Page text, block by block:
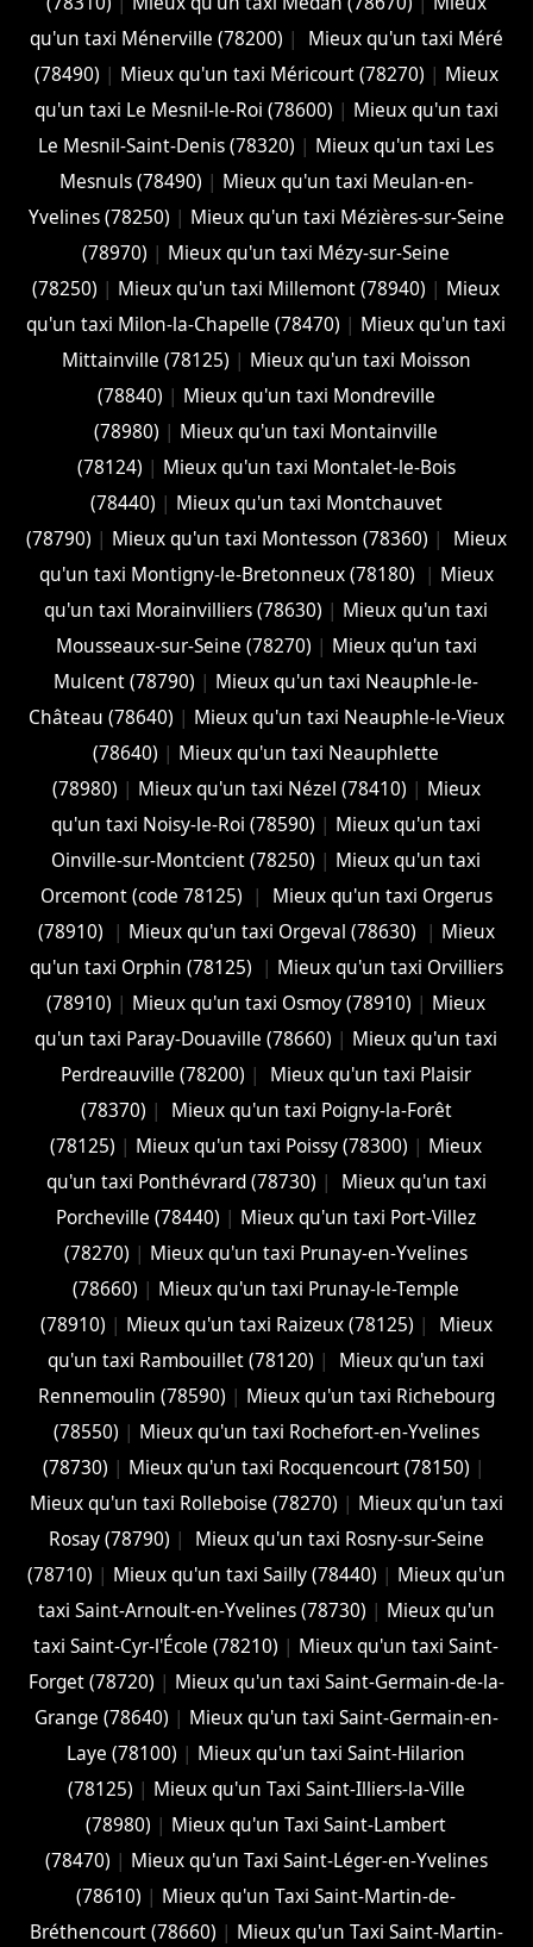
qu'un taxi Ménerville (78200) |
Mieux qu'un taxi Méré
(78490) | Mieux qu'un taxi Méricourt (78270) | Mieux
qu'un taxi Le Mesnil-le-Roi (78600) | Mieux qu'un taxi
Le Mesnil-Saint-Denis (78320) | Mieux qu'un taxi Les
Mesnuls (78490) | Mieux qu'un taxi Meulan-en-
Yvelines (78250) | Mieux qu'un taxi Mézières-sur-Seine
(78970) | Mieux qu'un taxi Mézy-sur-Seine
(78250) | Mieux qu'un taxi Millemont (78940) | Mieux
qu'un taxi Milon-la-Chapelle (78470) | Mieux qu'un taxi
Mittainville (78125) | Mieux qu'un taxi Moisson
(78840) | Mieux qu'un taxi Mondreville
(78980) | Mieux qu'un taxi Montainville
(78124) | Mieux qu'un taxi Montalet-le-Bois
(78440) | Mieux qu'un taxi Montchauvet
(78790) | Mieux qu'un taxi Montesson (78360) |
Mieux
qu'un taxi Montigny-le-Bretonneux (78180)
| Mieux
qu'un taxi Morainvilliers (78630) | Mieux qu'un taxi
Mousseaux-sur-Seine (78270) | Mieux qu'un taxi
Mulcent (78790) | Mieux qu'un taxi Neauphle-le-
Château (78640) | Mieux qu'un taxi Neauphle-le-Vieux
(78640) | Mieux qu'un taxi Neauphlette
(78980) | Mieux qu'un taxi Nézel (78410) | Mieux
qu'un taxi Noisy-le-Roi (78590) | Mieux qu'un taxi
Oinville-sur-Montcient (78250) | Mieux qu'un taxi
Orcemont (code 78125)
|
Mieux qu'un taxi Orgerus
(78910)
| Mieux qu'un taxi Orgeval (78630) | Mieux
qu'un taxi Orphin (78125)
| Mieux qu'un taxi Orvilliers
(78910) | Mieux qu'un taxi Osmoy (78910) | Mieux
qu'un taxi Paray-Douaville (78660) | Mieux qu'un taxi
Perdreauville (78200) |
Mieux qu'un taxi Plaisir
(78370) |
Mieux qu'un taxi Poigny-la-Forêt
(78125) | Mieux qu'un taxi Poissy (78300) | Mieux
qu'un taxi Ponthévrard (78730) |
Mieux qu'un taxi
Porcheville (78440) | Mieux qu'un taxi Port-Villez
(78270) | Mieux qu'un taxi Prunay-en-Yvelines
(78660) | Mieux qu'un taxi Prunay-le-Temple
(78910) | Mieux qu'un taxi Raizeux (78125) |
Mieux
qu'un taxi Rambouillet (78120) |
Mieux qu'un taxi
Rennemoulin (78590) | Mieux qu'un taxi Richebourg
(78550) | Mieux qu'un taxi Rochefort-en-Yvelines
(78730) | Mieux qu'un taxi Rocquencourt (78150) |
Mieux qu'un taxi Rolleboise (78270) | Mieux qu'un taxi
Rosay (78790) |
Mieux qu'un taxi Rosny-sur-Seine
(78710) | Mieux qu'un taxi Sailly (78440) | Mieux qu'un
taxi Saint-Arnoult-en-Yvelines (78730) | Mieux qu'un
taxi Saint-Cyr-l'École (78210) | Mieux qu'un taxi Saint-
Forget (78720) | Mieux qu'un taxi Saint-Germain-de-la-
Grange (78640) | Mieux qu'un taxi Saint-Germain-en-
Laye (78100) | Mieux qu'un taxi Saint-Hilarion
(78125) | Mieux qu'un Taxi Saint-Illiers-la-Ville
(78980) | Mieux qu'un Taxi Saint-Lambert
(78470) | Mieux qu'un Taxi Saint-Léger-en-Yvelines
(78610) | Mieux qu'un Taxi Saint-Martin-de-
Bréthencourt (78660) | Mieux qu'un Taxi Saint-Martin-